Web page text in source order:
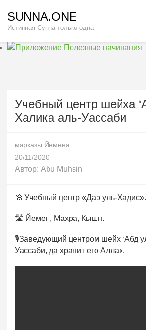
содержимому
(нажмите
Enter)
SUNNA.ONE
Истинная Сунна только одна
Учебный центр шейха
Халика аль-Уассаби
марказы Йемена
20/11/2020
Автор: Abu Muhsin
🕌 Учебный центр «Дар уль-Хадис».
🛣 Йемен, Махра, Кышн.
🎙Заведующий центром шейх ‘Абд
Уассаби, да хранит его Аллах.